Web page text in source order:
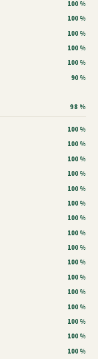
100 %
100 %
100 %
100 %
100 %
90 %
98 %
100 %
100 %
100 %
100 %
100 %
100 %
100 %
100 %
100 %
100 %
100 %
100 %
100 %
100 %
100 %
100 %